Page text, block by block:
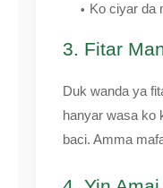
Ko ciyar da
3. Fitar
Duk wanda ya
hanyar wasa ko
baci. Amma